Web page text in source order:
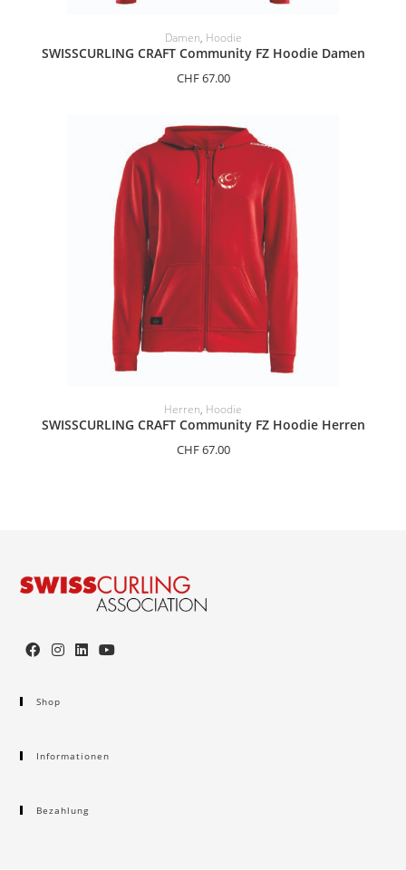
OPTIONEN AUSWÄHLEN
Damen, Hoodie
SWISSCURLING CRAFT Community FZ Hoodie Damen
CHF67.00
OPTIONEN AUSWÄHLEN
Herren, Hoodie
SWISSCURLING CRAFT Community FZ Hoodie Herren
CHF67.00
Shop
Informationen
Bezahlung